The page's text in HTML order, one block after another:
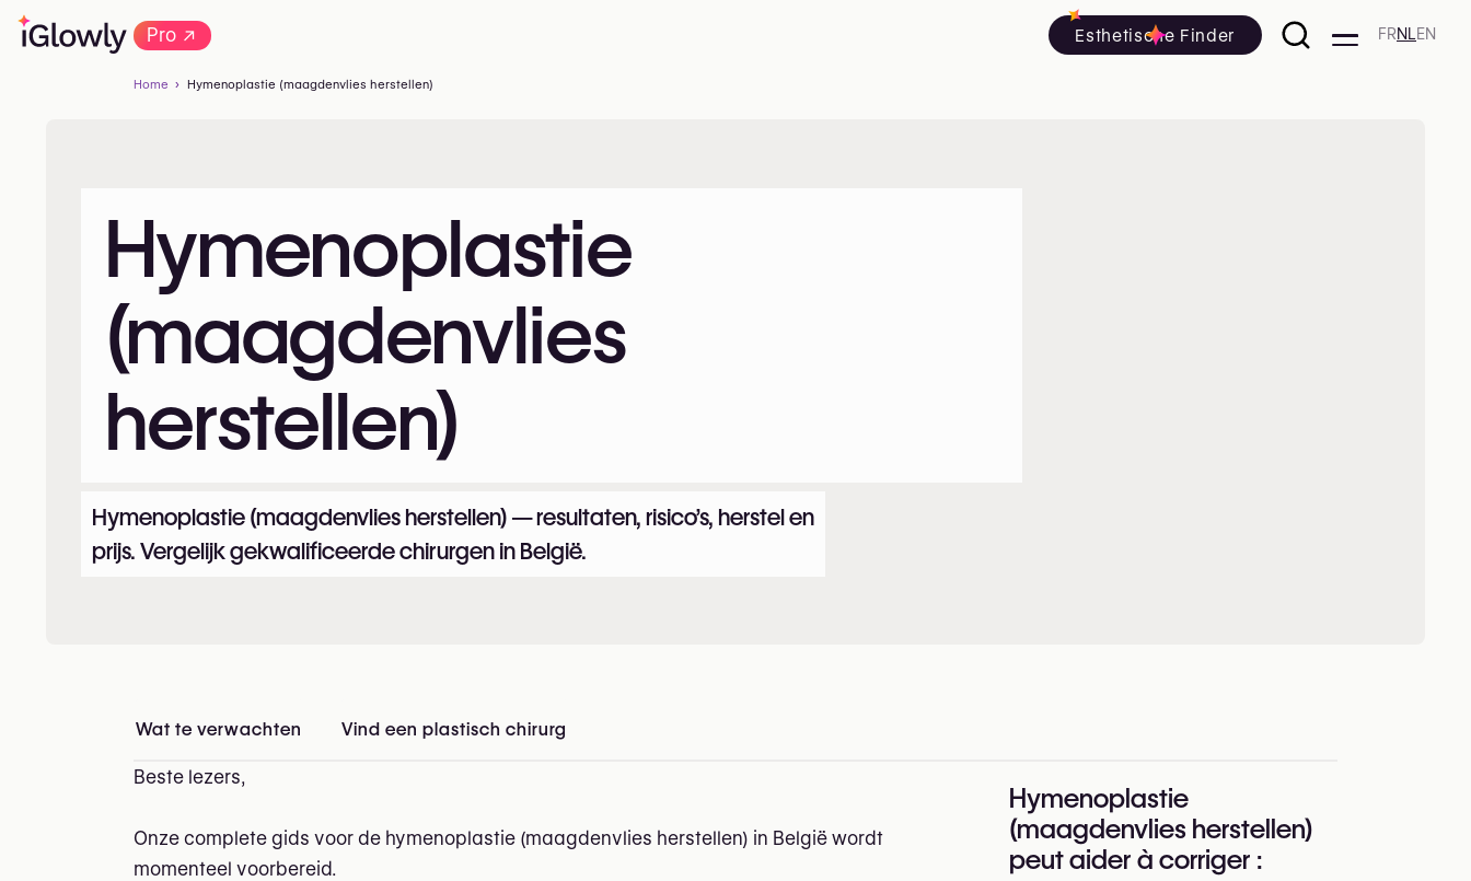
Pro→ Esthetische Finder FRNL EN
Home Hymenoplastie (maagdenvlies herstellen)
Hymenoplastie
(maagdenvlies
herstellen)
Hymenoplastie (maagdenvlies herstellen) — resultaten, risico’s, herstel en
prijs. Vergelijk gekwalificeerde chirurgen in België.
Wat te verwachten Vind een plastisch chirurg
Beste lezers,
Onze complete gids voor de hymenoplastie (maagdenvlies herstellen) in België wordt
momenteel voorbereid.
Hymenoplastie
(maagdenvlies herstellen)
peut aider à corriger :